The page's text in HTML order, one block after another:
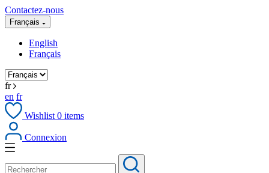
Contactez-nous
Français
English
Français
fr
en fr
Wishlist 0 items
Connexion